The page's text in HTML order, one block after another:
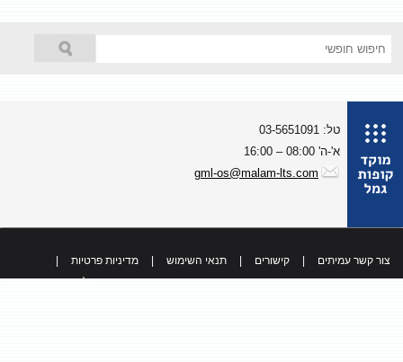
טל: 03-5651091
א'-ה' 08:00 – 16:00
gml-os@malam-lts.com
צור קשר עמיתים קישורים תנאי השימוש מדיניות פרטיות
כל הזכויות שמורות